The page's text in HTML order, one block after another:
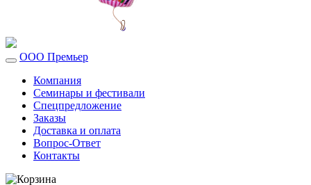
ООО Премьер
Компания
Семинары и фестивали
Спецпредложение
Заказы
Доставка и оплата
Вопрос-Ответ
Контакты